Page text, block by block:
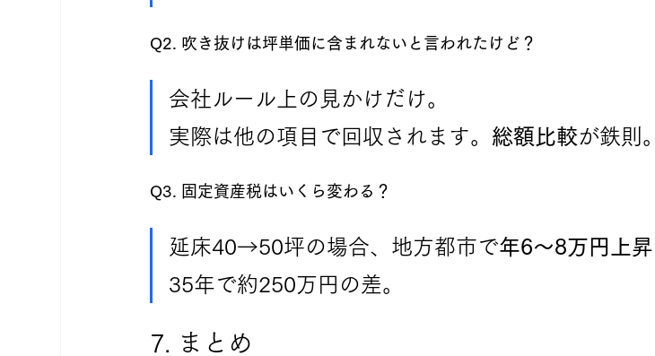
Q2. 吹き抜けは坪単価に含まれないと言われたけど？
会社ルール上の見かけだけ。
実際は他の項目で回収されます。 総額比較が鉄則。
Q3. 固定資産税はいくら変わる？
延床40→50坪の場合、地方都市で年6〜8万円上昇
35年で約250万円の差。
7. まとめ